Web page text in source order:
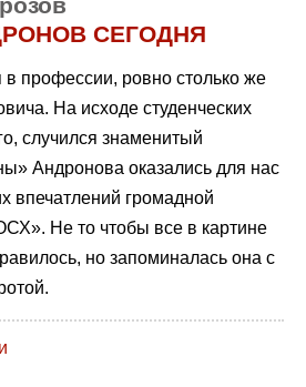
СЕГОДНЯ
профессии, ровно столько же
На исходе студенческих
случился знаменитый
Андронова оказались для нас
впечатлений громадной
Не то чтобы все в картине
но запоминалась она с